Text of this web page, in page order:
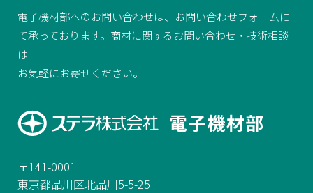
電子機材部へのお問い合わせは、 お問い合わせフォームに
て承っております。 商材に関するお問い合わせ・技術相談
は
お気軽にお寄せください。
〒141-0001
東京都品川区北品川5-5-25